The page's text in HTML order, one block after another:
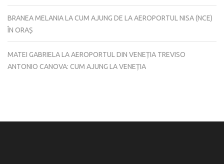
BRANEA MELANIALACUM AJUNG DE LA AEROPORTUL NISA (NCE)
ÎN ORAȘ
MATEI GABRIELALAAEROPORTUL DIN VENEȚIA TREVISO
ANTONIO CANOVA: CUM AJUNG LA VENEȚIA